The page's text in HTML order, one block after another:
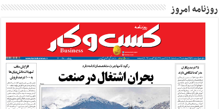
روزنامه امروز